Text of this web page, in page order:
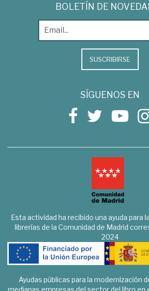
BOLETÍN DE
SUSCRIBIRSE
SÍGUENOS EN
Esta actividad ha recibido una ayuda para
librerías de la Comunidad de Madrid
2024
Ayudas públicas para la modernización